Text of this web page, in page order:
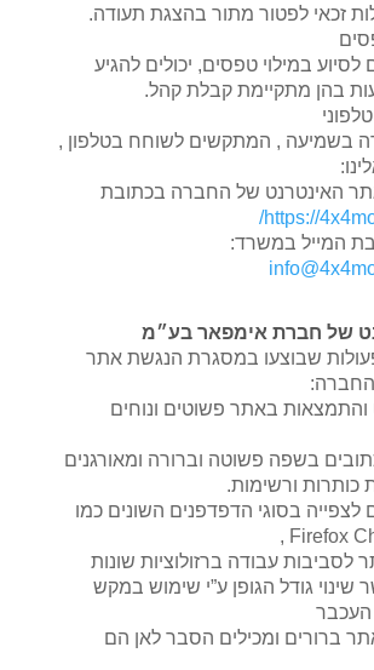
זכאי לפטור מתור בהצגת תעודה.
לסיוע במילוי טפסים, יכולים להגיע
בהן מתקיימת קבלת קהל.
בשמיעה , המתקשים לשוחח בטלפון ,
https://
של חברת אימפאר בע״מ
שבוצעו במסגרת הנגשת אתר
החברה:
והתמצאות באתר פשוטים ונוחים
בשפה פשוטה וברורה ומאורגנים
כותרות ורשימות.
בסוגי הדפדפנים השונים כמו
עבודה ברזולוציות שונות
גודל הגופן ע”י שימוש במקש
ברורים ומכילים הסבר לאן הם